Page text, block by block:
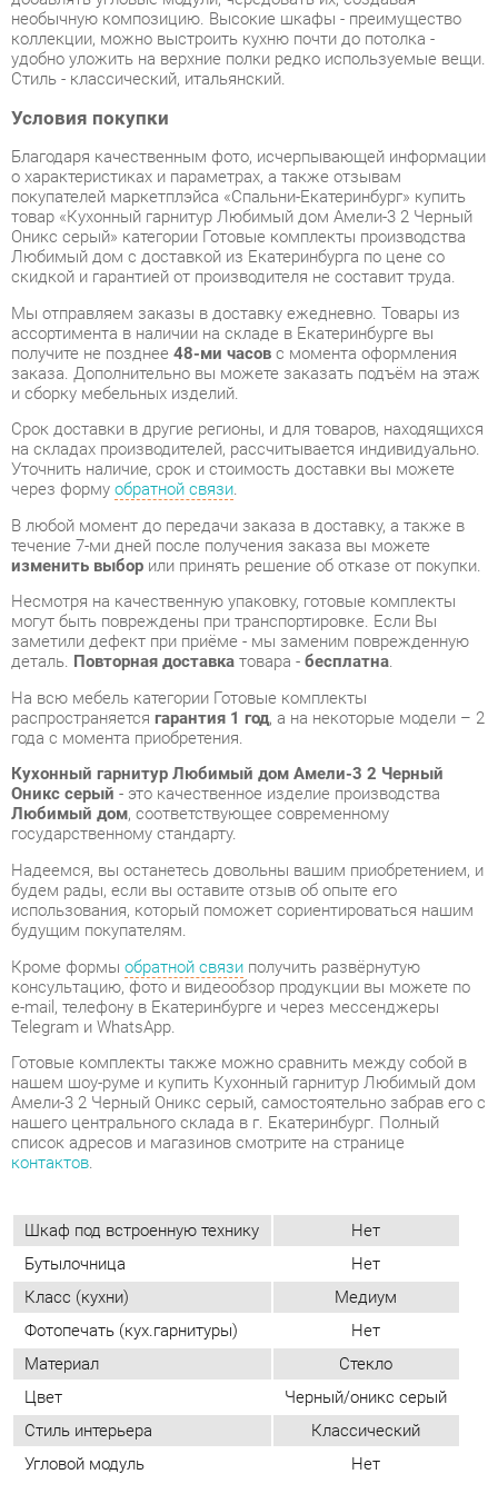
Условия покупки
Благодаря качественным фото, исчерпывающей информации
о характеристиках и параметрах, а также отзывам
покупателей маркетплэйса «Спальни-Екатеринбург» купить
товар «Кухонный гарнитур Любимый дом Амели-3 2 Черный
Оникс серый» категории Готовые комплекты производства
Любимый дом с доставкой из Екатеринбурга по цене со
скидкой и гарантией от производителя не составит труда.
Мы отправляем заказы в доставку ежедневно. Товары из
ассортимента в наличии на складе в Екатеринбурге вы
получите не позднее48-ми часовс момента оформления
заказа. Дополнительно вы можете заказать подъём на этаж
Срок доставки в другие регионы, и для товаров, находящихся
на складах производителей, рассчитывается индивидуально.
Уточнить наличие, срок и стоимость доставки вы можете
через формуобратной связи.
В любой момент до передачи заказа в доставку, а также в
течение 7-ми дней после получения заказа вы можете
изменить выборили принять решение об отказе от покупки.
Несмотря на качественную упаковку, готовые комплекты
могут быть повреждены при транспортировке. Если Вы
заметили дефект при приёме - мы заменим поврежденную
деталь.Повторная доставкатовара -бесплатна.
распространяетсягарантия 1 год, а на некоторые модели – 2
года с момента приобретения.
Кухонный гарнитур Любимый дом Амели-3 2 Черный
Любимый дом, соответствующее современному
государственному стандарту.
будем рады, если вы оставите отзыв об опыте его
использования, который поможет сориентироваться нашим
будущим покупателям.
Кроме формы обратной связи
консультацию, фото и видеообзор продукции вы можете по
e-mail, телефону в Екатеринбурге и через мессенджеры
Telegram и WhatsApp.
Готовые комплекты также можно сравнить между собой в
нашем шоу-руме и купить Кухонный гарнитур Любимый дом
Амели-3 2 Черный Оникс серый, самостоятельно забрав его с
нашего центрального склада в г. Екатеринбург. Полный
список адресов и магазинов смотрите на странице
контактов.
Шкаф под встроенную технику Нет
Бутылочница
Нет
Класс (кухни)
Материал
Стекло
Цвет
Черный/оникс серый
Стиль интерьера
Классический
Угловой модуль
Нет
ОТЗЫВЫ
Пока нет отзывов, поделитесь первым своим мнением.